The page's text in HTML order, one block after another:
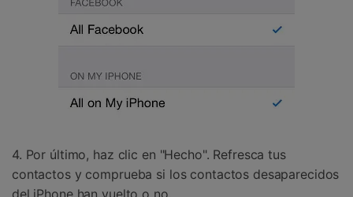
4. Por último, haz clic en "Hecho". Refresca tus
contactos y comprueba si los contactos desaparecidos